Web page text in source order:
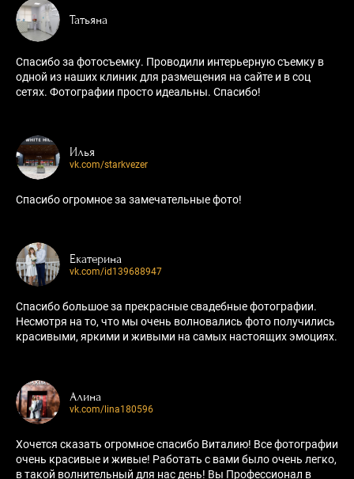
Татьяна
Спасибо за фотосъемку. Проводили интерьерную съемку в
одной из наших клиник для размещения на сайте и в соц
сетях. Фотографии просто идеальны. Спасибо!
Илья
vk.com/starkvezer
Спасибо огромное за замечательные фото!
Екатерина
vk.com/id139688947
Спасибо большое за прекрасные свадебные фотографии.
Несмотря на то, что мы очень волновались фото получились
красивыми, яркими и живыми на самых настоящих эмоциях.
Алина
vk.com/lina180596
Хочется сказать огромное спасибо Виталию! Все фотографии
очень красивые и живые! Работать с вами было очень легко,
в такой волнительный для нас день! Вы Профессионал в